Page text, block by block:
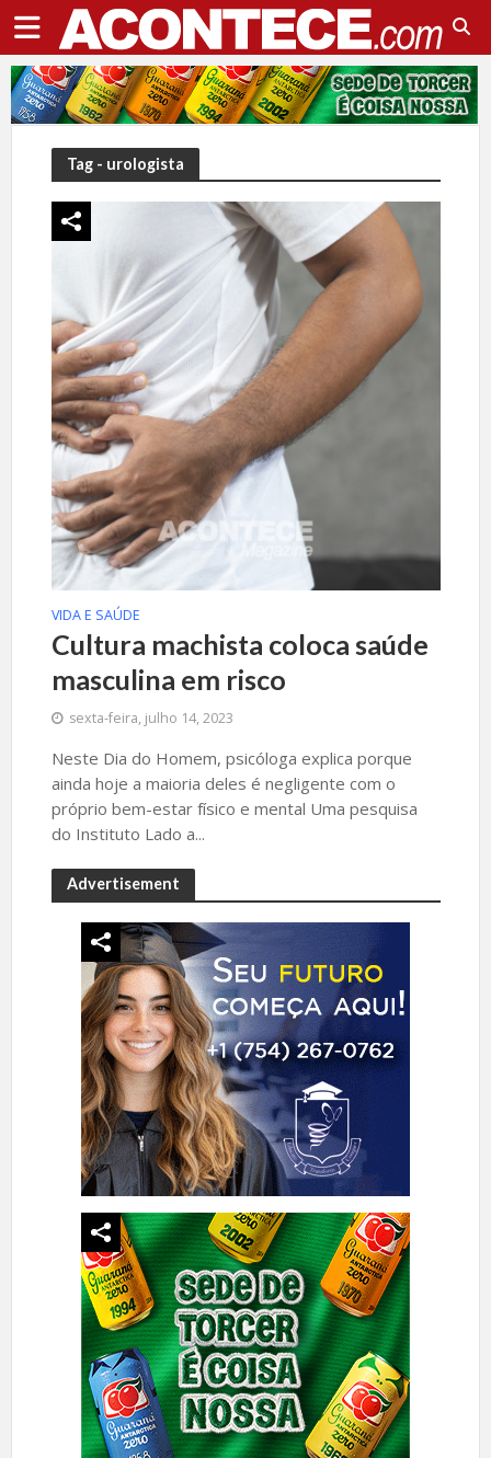
Tag - urologista
VIDA E SAÚDE
Cultura machista coloca saúde
masculina em risco
sexta-feira, julho 14, 2023
Neste Dia do Homem, psicóloga explica porque
ainda hoje a maioria deles é negligente com o
próprio bem-estar físico e mental Uma pesquisa
do Instituto Lado a...
Advertisement